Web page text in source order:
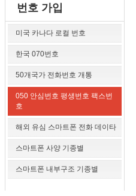
번호 가입
미국 카나다 로컬 번호
한국 070번호
50개국가 전화번호 개통
050 안심번호 평생번호 팩스번
호
해외 유심 스마트폰 전화 데이타
스마트폰 사양 기종별
스마트폰 내부구조 기종별